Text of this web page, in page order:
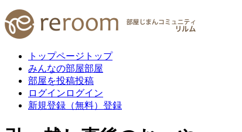
トップページ トップ
みんなの部屋部屋
部屋を投稿投稿
ログイン ログイン
新規登録（無料） 登録